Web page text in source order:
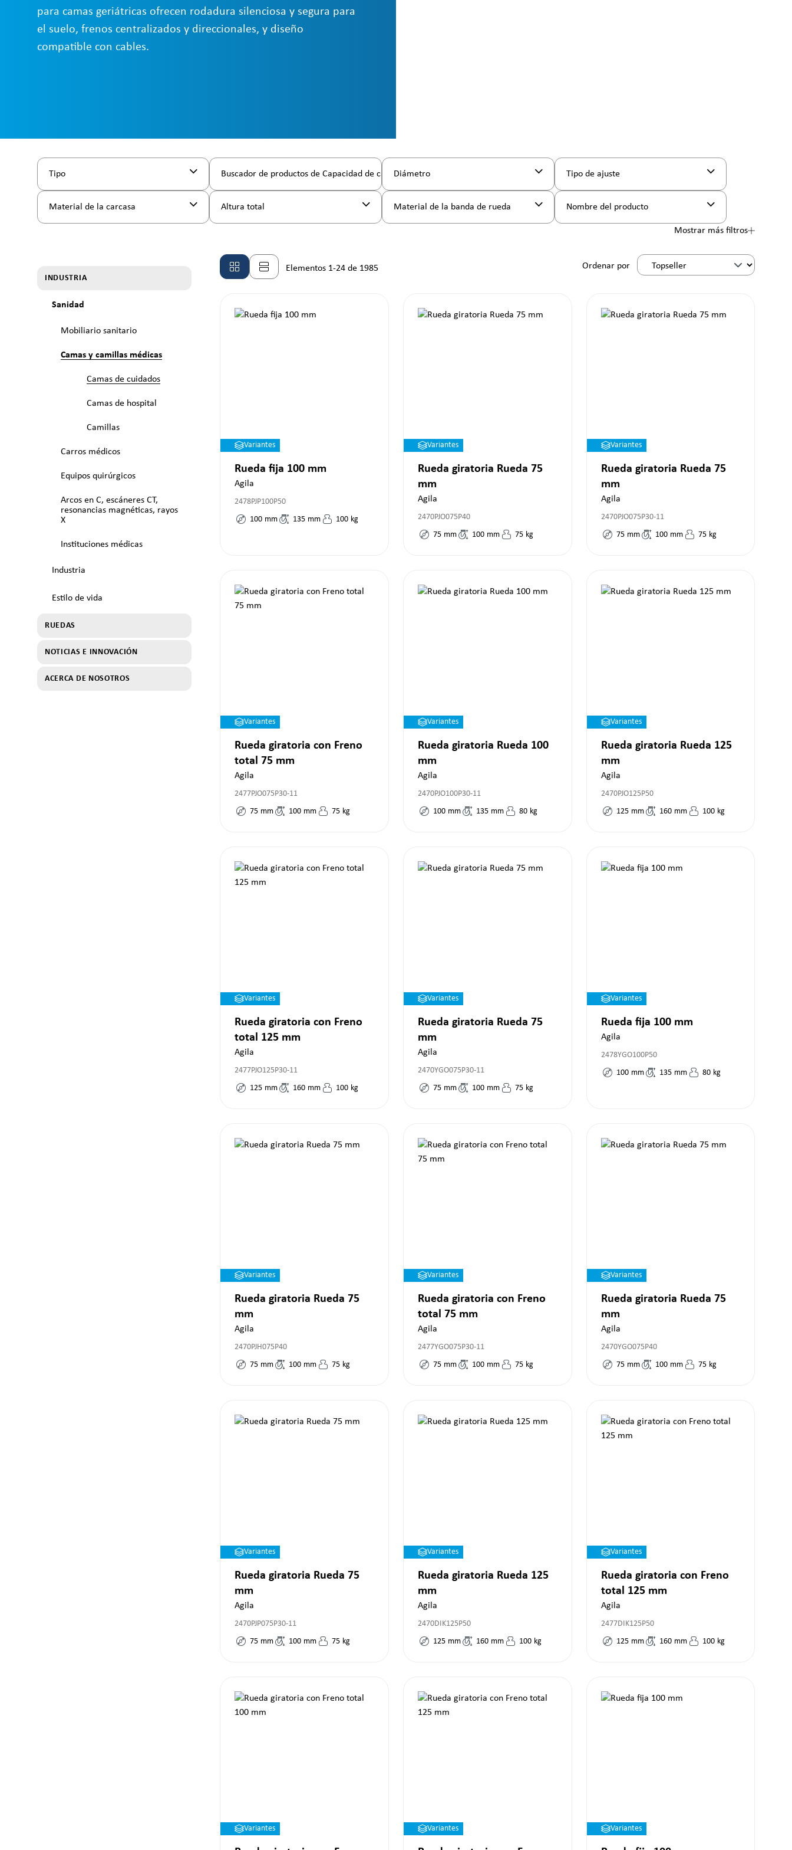
para camas geriátricas ofrecen rodadura silenciosa y segura para
el suelo, frenos centralizados y direccionales, y diseño
compatible con cables.
Tipo Buscador de productos de Capacidad de cargaDiámetro Tipo de ajuste
Material de la carcasa Altura total Material de la banda de rueda Nombre del producto
Mostrar más filtros
INDUSTRIA
Sanidad
Mobiliario sanitario
Camas y camillas médicas
Camas de cuidados
Camas de hospital
Camillas
Carros médicos
Equipos quirúrgicos
Arcos en C, escáneres CT,
resonancias magnéticas, rayos
X
Instituciones médicas
Industria
Estilo de vida
RUEDAS
NOTICIAS E INNOVACIÓN
ACERCA DE NOSOTROS
Elementos 1-24 de 1985 Ordenar por
Variantes
Rueda fija 100 mm
Agila
2478PJP100P50
100 mm 135 mm 100 kg
Variantes
Rueda giratoria Rueda 75
mm
Agila
2470PJO075P40
75 mm 100 mm 75 kg
Variantes
Rueda giratoria Rueda 75
mm
Agila
2470PJO075P30-11
75 mm 100 mm 75 kg
Variantes
Rueda giratoria con Freno
total 75 mm
Agila
2477PJO075P30-11
75 mm 100 mm 75 kg
Variantes
Rueda giratoria Rueda 100
mm
Agila
2470PJO100P30-11
100 mm 135 mm 80 kg
Variantes
Rueda giratoria Rueda 125
mm
Agila
2470PJO125P50
125 mm 160 mm 100 kg
Variantes
Rueda giratoria con Freno
total 125 mm
Agila
2477PJO125P30-11
125 mm 160 mm 100 kg
Variantes
Rueda giratoria Rueda 75
mm
Agila
2470YGO075P30-11
75 mm 100 mm 75 kg
Variantes
Rueda fija 100 mm
Agila
2478YGO100P50
100 mm 135 mm 80 kg
Variantes
Rueda giratoria Rueda 75
mm
Agila
2470PJH075P40
75 mm 100 mm 75 kg
Variantes
Rueda giratoria con Freno
total 75 mm
Agila
2477YGO075P30-11
75 mm 100 mm 75 kg
Variantes
Rueda giratoria Rueda 75
mm
Agila
2470YGO075P40
75 mm 100 mm 75 kg
Variantes
Rueda giratoria Rueda 75
mm
Agila
2470PJP075P30-11
75 mm 100 mm 75 kg
Variantes
Rueda giratoria Rueda 125
mm
Agila
2470DIK125P50
125 mm 160 mm 100 kg
Variantes
Rueda giratoria con Freno
total 125 mm
Agila
2477DIK125P50
125 mm 160 mm 100 kg
Variantes Variantes Variantes